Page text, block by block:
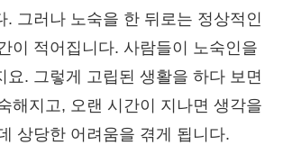
. 그러나 노숙을 한 뒤로는 정상적인
이 적어집니다. 사람들이 노숙인을
요. 그렇게 고립된 생활을 하다 보면
해지고, 오랜 시간이 지나면 생각을
상당한 어려움을 겪게 됩니다.